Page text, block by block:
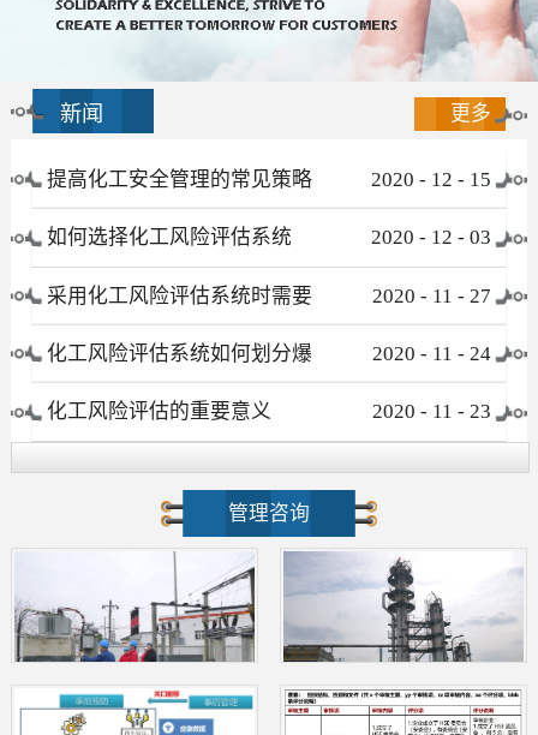
新闻 更多
提高化工安全管理的常见策略
有哪些
2020 - 12 - 15
如何选择化工风险评估系统 2020 - 12 - 03
采用化工风险评估系统时需要
注意哪些事项
2020 - 11 - 27
化工风险评估系统如何划分爆
炸危险区域
2020 - 11 - 24
化工风险评估的重要意义 2020 - 11 - 23
管理咨询